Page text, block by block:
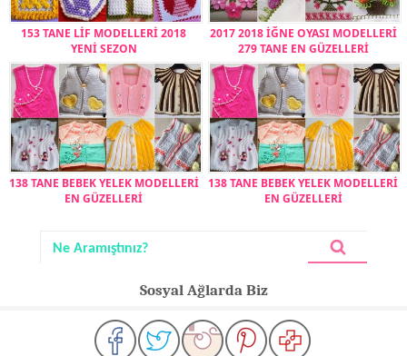
153 TANE LİF MODELLERİ 2018
YENİ SEZON
2017 2018 İĞNE OYASI MODELLERİ
279 TANE EN GÜZELLERİ
138 TANE BEBEK YELEK MODELLERİ
EN GÜZELLERİ
138 TANE BEBEK YELEK MODELLERİ
EN GÜZELLERİ
Sosyal Ağlarda Biz